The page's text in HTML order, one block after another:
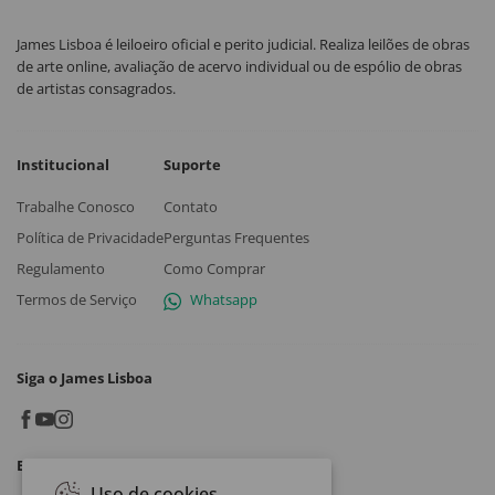
James Lisboa é leiloeiro oficial e perito judicial. Realiza leilões de obras
de arte online, avaliação de acervo individual ou de espólio de obras
de artistas consagrados.
Institucional
Trabalhe Conosco
Política de Privacidade
Regulamento
Termos de Serviço
Suporte
Contato
Perguntas Frequentes
Como Comprar
Whatsapp
Siga o James Lisboa
Baixe o App